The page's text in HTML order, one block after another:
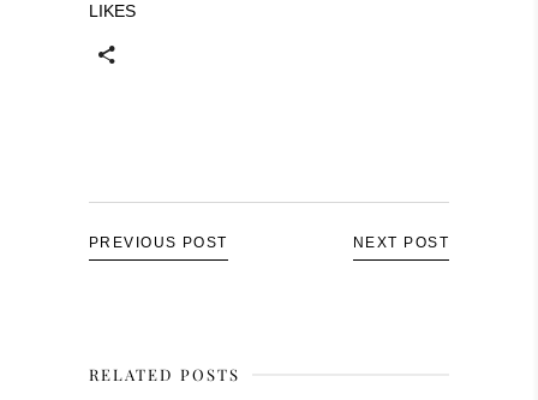
LIKES
PREVIOUS POST NEXT POST
RELATED POSTS